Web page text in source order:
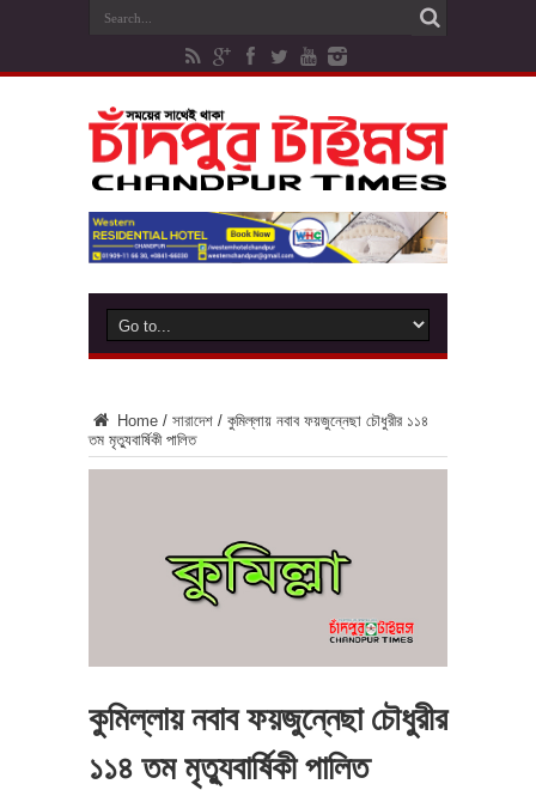
Home / সারাদেশ / কুমিল্লায় নবাব ফয়জুন্নেছা চৌধুরীর ১১৪
তম মৃত্যুবার্ষিকী পালিত
কুমিল্লায় নবাব ফয়জুন্নেছা চৌধুরীর
১১৪ তম মৃত্যুবার্ষিকী পালিত